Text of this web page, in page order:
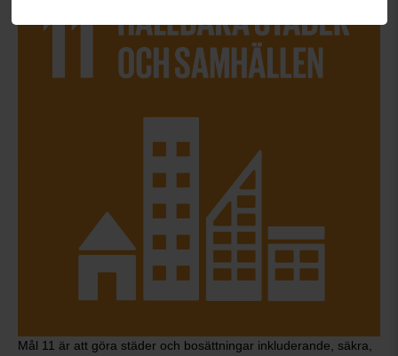
Mål 11 är att göra städer och bosättningar inkluderande, säkra,